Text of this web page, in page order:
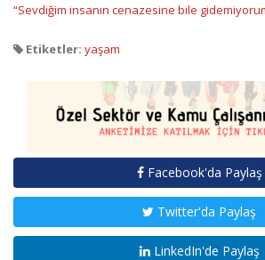
“Sevdiğim insanın cenazesine bile
Etiketler: yaşam
Facebook'da Paylaş
Twitter'da Paylaş
LinkedIn'de Paylaş